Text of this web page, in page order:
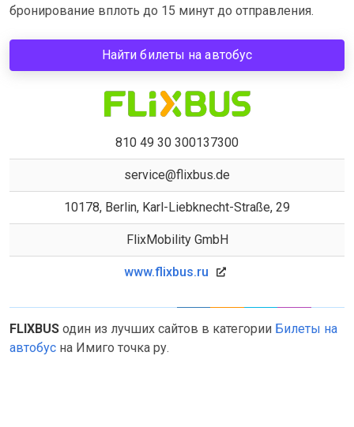
бронирование вплоть до 15 минут до отправления.
Найти билеты на автобус
810 49 30 300137300
service@flixbus.de
10178, Berlin, Karl-Liebknecht-Straße, 29
FlixMobility GmbH
www.flixbus.ru
FLIXBUS один из лучших сайтов в категории Билеты на
автобус на Имиго точка ру.